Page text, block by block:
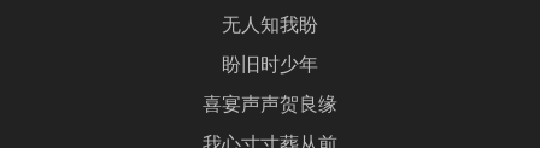
无人知我盼
盼旧时少年
喜宴声声贺良缘